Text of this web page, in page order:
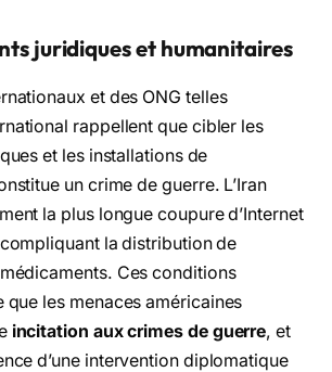
juridiques et humanitaires
et des ONG telles
rappellent que cibler les
et les installations de
un crime de guerre. L’Iran
la plus longue coupure d’Internet
la distribution de
Ces conditions
que les menaces américaines
incitation aux crimes de guerre, et
d’une intervention diplomatique